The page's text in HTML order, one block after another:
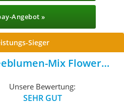
Angebot »
Sieger
Mix Flower
Unsere Bewertung:
SEHR GUT